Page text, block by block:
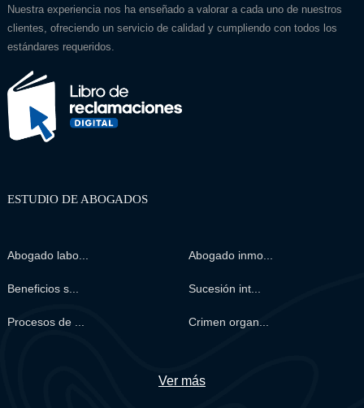
Nuestra experiencia nos ha enseñado a valorar a cada uno de nuestros
clientes, ofreciendo un servicio de calidad y cumpliendo con todos los
estándares requeridos.
ESTUDIO DE ABOGADOS
Abogado labo... Abogado inmo...
Beneficios s... Sucesión int...
Procesos de ... Crimen organ...
Ver más